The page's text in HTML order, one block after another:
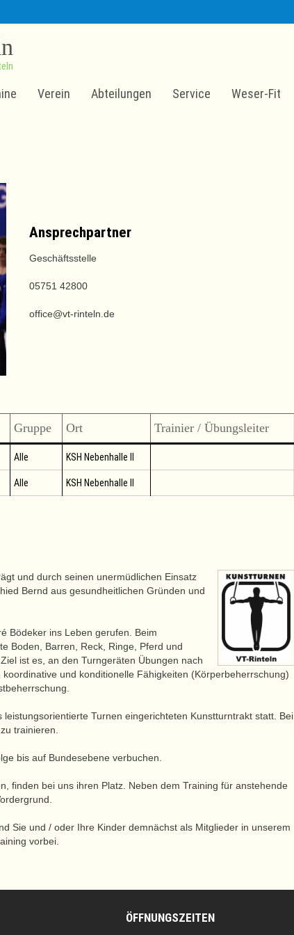
Verein Abteilungen Service Weser-Fit
Ansprechpartner
Geschäftsstelle
05751 42800
office@vt-rinteln.de
Gruppe Ort Trainier / Übungsleiter
Alle KSH Nebenhalle II
Alle KSH Nebenhalle II
und durch seinen unermüdlichen Einsatz
Bernd aus gesundheitlichen Gründen und
Bödeker ins Leben gerufen. Beim
Boden, Barren, Reck, Ringe, Pferd und
ist es, an den Turngeräten Übungen nach
und konditionelle Fähigkeiten (Körperbeherrschung)
Turnen eingerichteten Kunstturntrakt statt. Bei
trainieren.
bis auf Bundesebene verbuchen.
finden bei uns ihren Platz. Neben dem Training für anstehende
Sie und / oder Ihre Kinder demnächst als Mitglieder in unserem
vorbei.
ÖFFNUNGSZEITEN